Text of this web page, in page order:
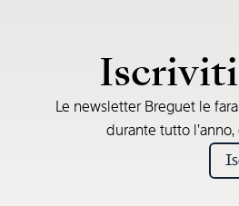
Le newsletter Breguet le
durante tutto